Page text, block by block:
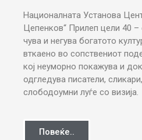
Националната Установа
Цепенков“ Прилеп цели 40 –
чува и негува богатото
вткаено во сопствениот
кој неуморно покажува и
одгледува писатели,
слободоумни луѓе со визија.
Повеќе..